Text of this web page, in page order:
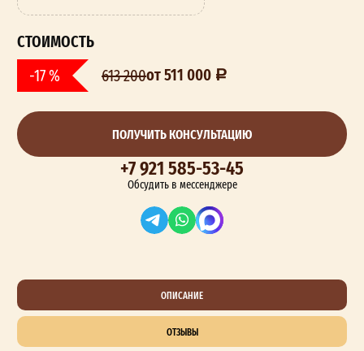
СТОИМОСТЬ
-17 % 613 200от 511 000
ПОЛУЧИТЬ КОНСУЛЬТАЦИЮ
+7 921 585-53-45
Обсудить в мессенджере
ОПИСАНИЕ
ОТЗЫВЫ